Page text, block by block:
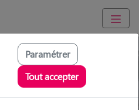
idéal !
Paramétrer
Tout accepter